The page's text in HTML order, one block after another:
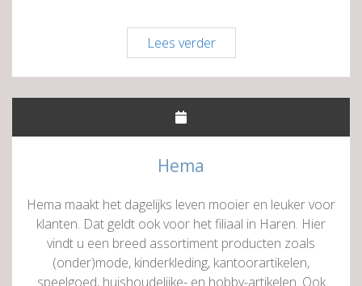
Lees verderPapillon
Mode
Hema
Hema maakt het dagelijks leven mooier en leuker voor
klanten. Dat geldt ook voor het filiaal in Haren. Hier
vindt u een breed assortiment producten zoals
(onder)mode, kinderkleding, kantoorartikelen,
speelgoed, huishoudelijke- en hobby-artikelen. Ook